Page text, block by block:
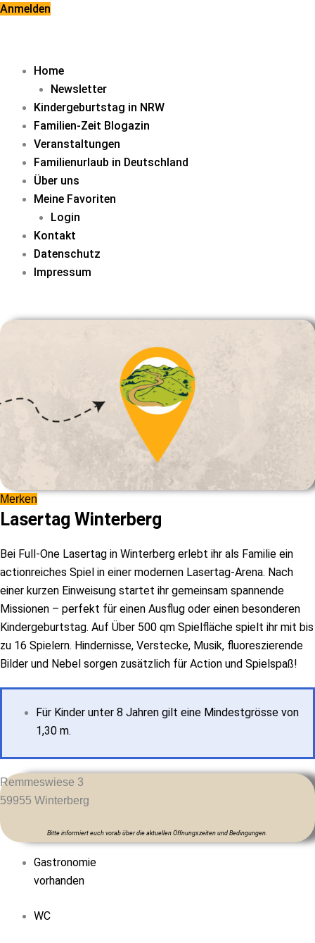
Zum
Anmelden
Home
Newsletter
Kindergeburtstag in NRW
Familien-Zeit Blogazin
Veranstaltungen
Familienurlaub in Deutschland
Über uns
Meine Favoriten
Login
Kontakt
Datenschutz
Impressum
Merken
Lasertag Winterberg
Bei Full-One Lasertag in Winterberg erlebt ihr als Familie ein
actionreiches Spiel in einer modernen Lasertag-Arena. Nach
einer kurzen Einweisung startet ihr gemeinsam spannende
Missionen – perfekt für einen Ausflug oder einen besonderen
Kindergeburtstag. Auf Über 500 qm Spielfläche spielt ihr mit bis
zu 16 Spielern. Hindernisse, Verstecke, Musik, fluoreszierende
Bilder und Nebel sorgen zusätzlich für Action und Spielspaß!
Für Kinder unter 8 Jahren gilt eine Mindestgrösse von
1,30 m.
Remmeswiese 3
59955 Winterberg
Bitte informiert euch vorab über die aktuellen Öffnungszeiten und Bedingungen.
Gastronomie
vorhanden
WC